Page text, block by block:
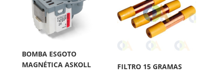
BOMBA ESGOTO
MAGNÉTICA ASKOLL
FILTRO 15 GRAMAS